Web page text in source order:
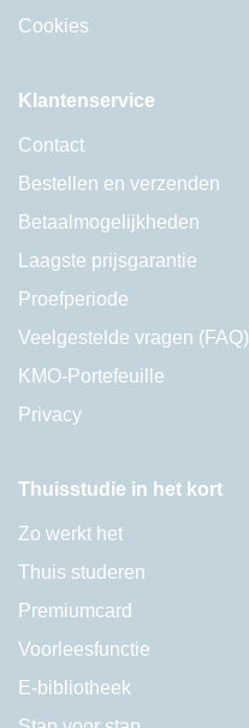
Cookies
Klantenservice
Contact
Bestellen en verzenden
Betaalmogelijkheden
Laagste prijsgarantie
Proefperiode
Veelgestelde vragen (FAQ)
KMO-Portefeuille
Privacy
Thuisstudie in het kort
Zo werkt het
Thuis studeren
Premiumcard
Voorleesfunctie
E-bibliotheek